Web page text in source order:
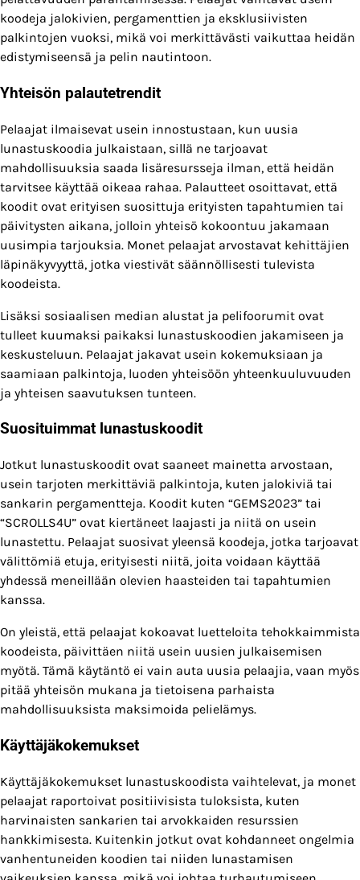
koodeja jalokivien, pergamenttien ja eksklusiivisten
palkintojen vuoksi, mikä voi merkittävästi vaikuttaa heidän
edistymiseensä ja pelin nautintoon.
Yhteisön palautetrendit
Pelaajat ilmaisevat usein innostustaan, kun uusia
lunastuskoodia julkaistaan, sillä ne tarjoavat
mahdollisuuksia saada lisäresursseja ilman, että heidän
tarvitsee käyttää oikeaa rahaa. Palautteet osoittavat, että
koodit ovat erityisen suosittuja erityisten tapahtumien tai
päivitysten aikana, jolloin yhteisö kokoontuu jakamaan
uusimpia tarjouksia. Monet pelaajat arvostavat kehittäjien
läpinäkyvyyttä, jotka viestivät säännöllisesti tulevista
koodeista.
Lisäksi sosiaalisen median alustat ja pelifoorumit ovat
tulleet kuumaksi paikaksi lunastuskoodien jakamiseen ja
keskusteluun. Pelaajat jakavat usein kokemuksiaan ja
saamiaan palkintoja, luoden yhteisöön yhteenkuuluvuuden
ja yhteisen saavutuksen tunteen.
Suosituimmat lunastuskoodit
Jotkut lunastuskoodit ovat saaneet mainetta arvostaan,
usein tarjoten merkittäviä palkintoja, kuten jalokiviä tai
sankarin pergamentteja. Koodit kuten “GEMS2023” tai
“SCROLLS4U” ovat kiertäneet laajasti ja niitä on usein
lunastettu. Pelaajat suosivat yleensä koodeja, jotka tarjoavat
välittömiä etuja, erityisesti niitä, joita voidaan käyttää
yhdessä meneillään olevien haasteiden tai tapahtumien
kanssa.
On yleistä, että pelaajat kokoavat luetteloita tehokkaimmista
koodeista, päivittäen niitä usein uusien julkaisemisen
myötä. Tämä käytäntö ei vain auta uusia pelaajia, vaan myös
pitää yhteisön mukana ja tietoisena parhaista
mahdollisuuksista maksimoida pelielämys.
Käyttäjäkokemukset
Käyttäjäkokemukset lunastuskoodista vaihtelevat, ja monet
pelaajat raportoivat positiivisista tuloksista, kuten
harvinaisten sankarien tai arvokkaiden resurssien
hankkimisesta. Kuitenkin jotkut ovat kohdanneet ongelmia
vanhentuneiden koodien tai niiden lunastamisen